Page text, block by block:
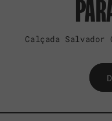
Calçada